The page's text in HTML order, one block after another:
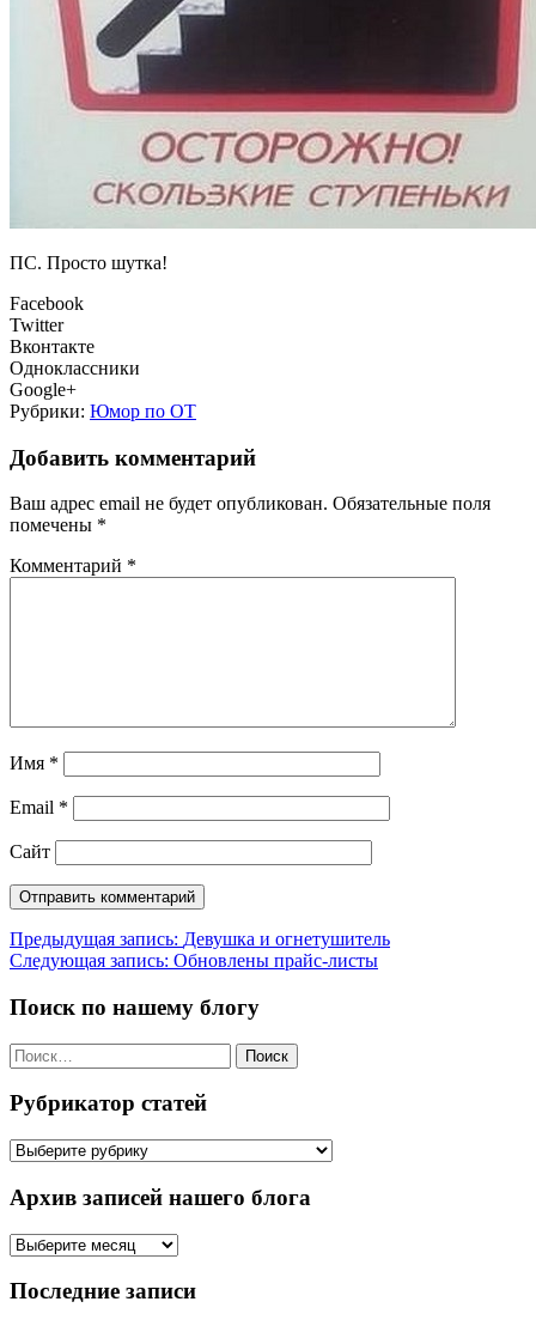
ПС. Просто шутка!
Facebook
Twitter
Вконтакте
Одноклассники
Google+
Рубрики: Юмор по ОТ
Добавить комментарий
Ваш адрес email не будет опубликован. Обязательные поля
помечены *
Комментарий *
Имя *
Email *
Сайт
Навигация
по
записям
Предыдущая запись: Девушка и огнетушитель
Следующая запись: Обновлены прайс-листы
Поиск по нашему блогу
Найти:
Рубрикатор статей
Рубрикатор
Архив записей нашего блога
Архив
нашего
Последние записи